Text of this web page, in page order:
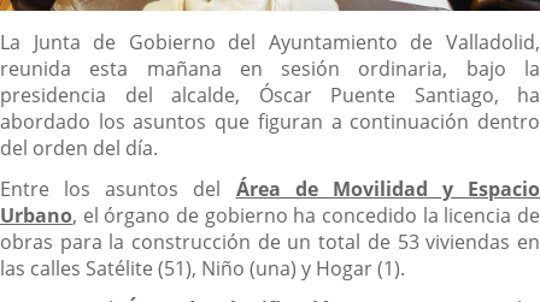
Descripción
La Junta de Gobierno del Ayuntamiento de Valladolid,
reunida esta mañana en sesión ordinaria, bajo la
presidencia del alcalde, Óscar Puente Santiago, ha
abordado los asuntos que figuran a continuación dentro
del orden del día.
Entre los asuntos del Área de Movilidad y Espacio
Urbano, el órgano de gobierno ha concedido la licencia de
obras para la construcción de un total de 53 viviendas en
las calles Satélite (51), Niño (una) y Hogar (1).